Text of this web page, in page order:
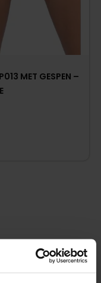
MET GESPEN –
OOK: